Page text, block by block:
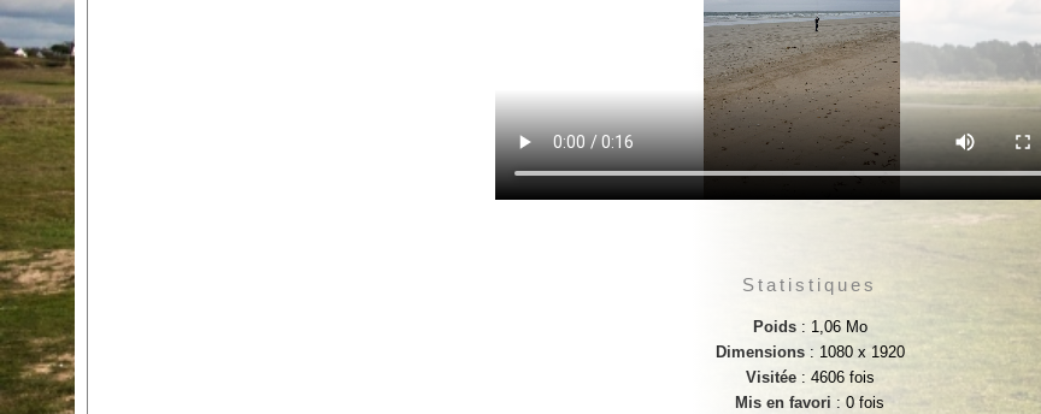
Statistiques
Poids: 1,06 Mo
Dimensions: 1080 x 1920
Visitée: 4606 fois
Mis en favori : 0 fois